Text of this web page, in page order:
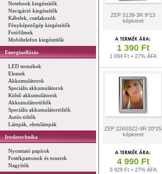
Notebook kiegészítők
Navigáció kiegészítők
Kábelek, csatlakozók
Fényképezőgép kiegészítők
Fotófilmek
Mobiltelefon kiegészítők
Energiaellátás
LED termékek
Elemek
Akkumulátorok
Speciális akkumulátorok
Külső akkumulátorok
Akkumulátortöltők
Speciális akkumulátortöltők
Autós töltők
Lámpák, elemlámpák
Irodatechnika
Nyomtató papírok
Festékpatronok és tonerek
Nagyítók
ZEP S138-3R 9*13
képkeret
1 390 Ft
1 094 Ft + 27% ÁFA
ZEP 22ASS22-8R 20*25
képkeret
4 990 Ft
3 929 Ft + 27% ÁFA